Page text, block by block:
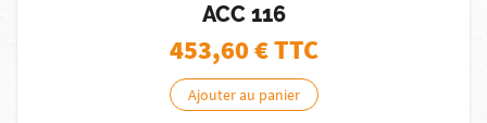
ACC 116
453,60€ TTC
Ajouter au panier